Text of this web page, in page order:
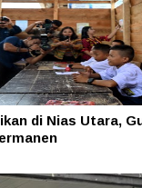
di Nias Utara,